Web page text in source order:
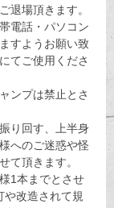
退場頂きます。
電話・パソコン
すようお願い致
てご使用くださ
ンプは禁止とさ
り回す、上半身
へのご迷惑や怪
て頂きます。
1本までとさせ
改造されて規